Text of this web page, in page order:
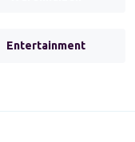
Entertainment